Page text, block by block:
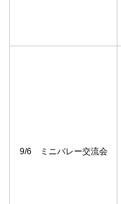
9/6 ミニバレー交流会